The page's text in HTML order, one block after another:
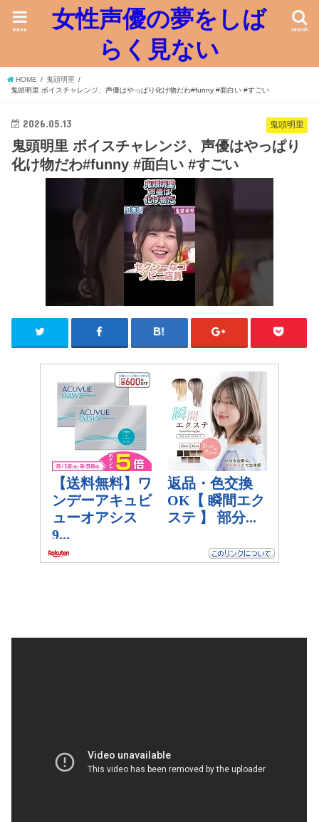
女性声優の夢をしば
らく見ない
search
menu
HOME
鬼頭明里
鬼頭明里 ボイスチャレンジ、声優はやっぱり化け物だわ#funny #面白い #すごい
鬼頭明里
2026.05.13
鬼頭明里 ボイスチャレンジ、声優はやっぱり
化け物だわ#funny #面白い #すごい